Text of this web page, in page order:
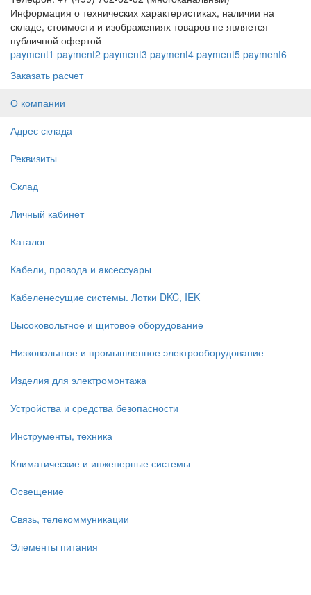
Информация о технических характеристиках, наличии на
складе, стоимости и изображениях товаров не является
публичной офертой
payment1 payment2 payment3 payment4 payment5 payment6
Заказать расчет
О компании
Адрес склада
Реквизиты
Склад
Личный кабинет
Каталог
Кабели, провода и аксессуары
Кабеленесущие системы. Лотки DKC, IEK
Высоковольтное и щитовое оборудование
Низковольтное и промышленное электрооборудование
Изделия для электромонтажа
Устройства и средства безопасности
Инструменты, техника
Климатические и инженерные системы
Освещение
Связь, телекоммуникации
Элементы питания